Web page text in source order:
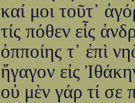
καί μοι τοῦτ᾽
τίς πόθεν εἶς
ὁπποίης τ᾽ ἐπὶ
ἤγαγον εἰς
οὐ μὲν γάρ τί σε